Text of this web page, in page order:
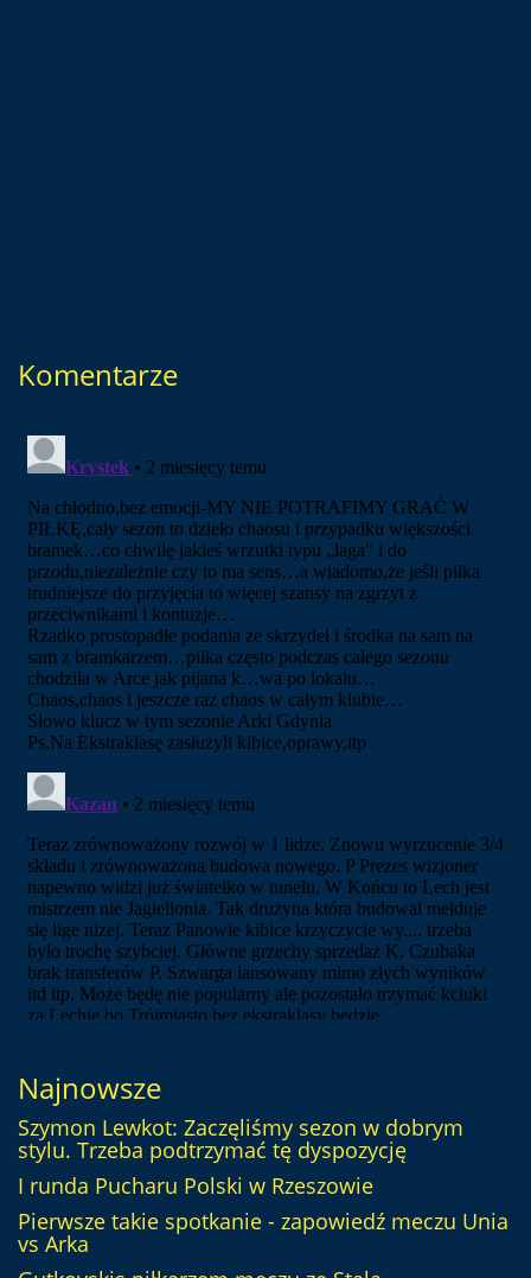
Komentarze
Najnowsze
Szymon Lewkot: Zaczęliśmy sezon w dobrym
stylu. Trzeba podtrzymać tę dyspozycję
I runda Pucharu Polski w Rzeszowie
Pierwsze takie spotkanie - zapowiedź meczu Unia
vs Arka